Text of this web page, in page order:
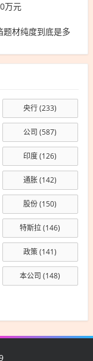
万元
材纯度到底是多
央行(233)
公司 (587)
印度(126)
通胀(142)
股份(150)
特斯拉(146)
政策(141)
本公司 (148)